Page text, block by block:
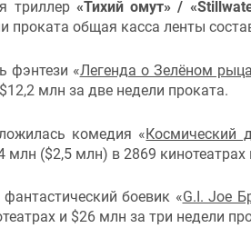
триллер «Тихий омут» /
проката общая касса ленты
фэнтези «Легенда о Зелёном
млн за две недели проката.
комедия «Космический
млн ($2,5 млн) в 2869
боевик «G.I. Joe
и $26 млн за три недели